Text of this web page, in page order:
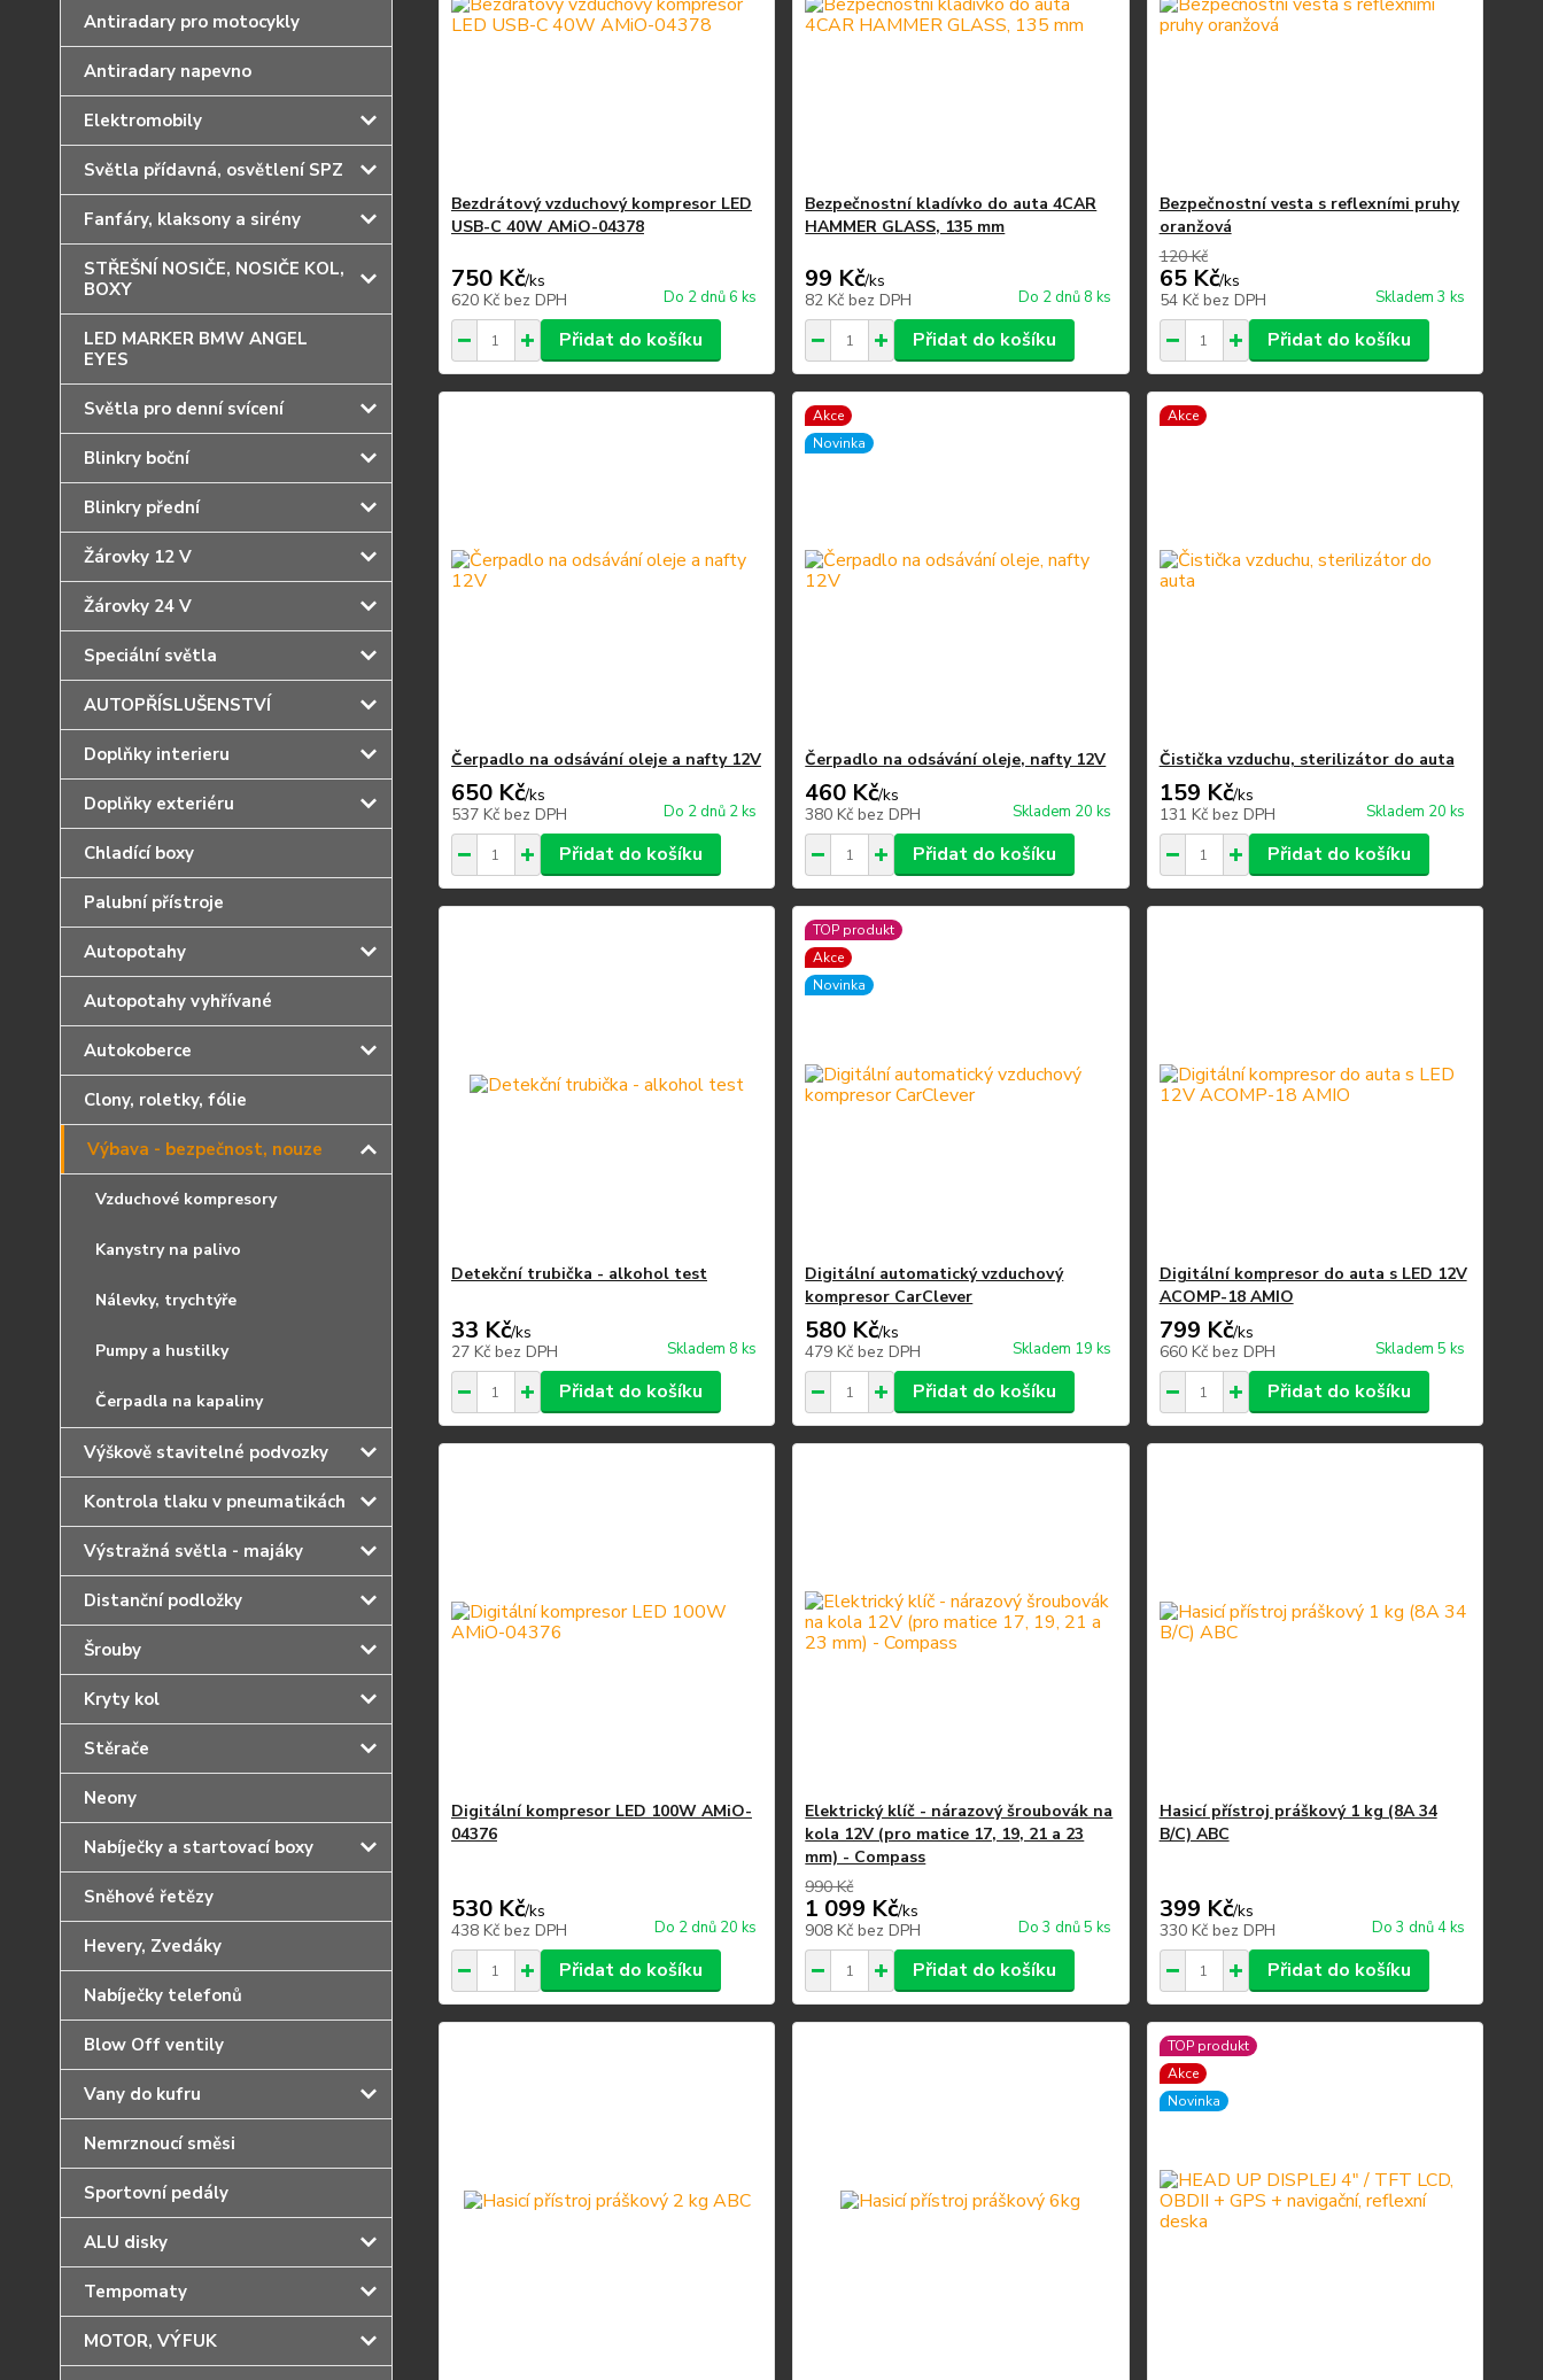
Antiradary pro motocykly
Antiradary napevno
Elektromobily
Světla přídavná, osvětlení SPZ
Fanfáry, klaksony a sirény
STŘEŠNÍ NOSIČE, NOSIČE KOL,
BOXY
LED MARKER BMW ANGEL
EYES
Světla pro denní svícení
Blinkry boční
Blinkry přední
Žárovky 12 V
Žárovky 24 V
Speciální světla
AUTOPŘÍSLUŠENSTVÍ
Doplňky interieru
Doplňky exteriéru
Chladící boxy
Palubní přístroje
Autopotahy
Autopotahy vyhřívané
Autokoberce
Clony, roletky, fólie
Výbava - bezpečnost, nouze
Vzduchové kompresory
Kanystry na palivo
Nálevky, trychtýře
Pumpy a hustilky
Čerpadla na kapaliny
Výškově stavitelné podvozky
Kontrola tlaku v pneumatikách
Výstražná světla - majáky
Distanční podložky
Šrouby
Kryty kol
Stěrače
Neony
Nabíječky a startovací boxy
Sněhové řetězy
Hevery, Zvedáky
Nabíječky telefonů
Blow Off ventily
Vany do kufru
Nemrznoucí směsi
Sportovní pedály
ALU disky
Tempomaty
MOTOR, VÝFUK
Bezdrátový vzduchový kompresor LED
USB-C 40W AMiO-04378
750 Kč/ks
620 Kč bez DPH Do 2 dnů 6 ks
Přidat do košíku
Bezpečnostní kladívko do auta 4CAR
HAMMER GLASS, 135 mm
99 Kč/ks
82 Kčbez DPH Do 2 dnů 8 ks
Přidat do košíku
Bezpečnostní vesta s reflexními pruhy
oranžová
120 Kč
65 Kč/ks
54 Kč bez DPH Skladem 3 ks
Přidat do košíku
Čerpadlo na odsávání oleje a nafty 12V
650 Kč/ks
537 Kč bez DPH Do 2 dnů 2 ks
Přidat do košíku
Akce
Novinka
Čerpadlo na odsávání oleje, nafty 12V
460 Kč/ks
380 Kčbez DPH Skladem 20 ks
Přidat do košíku
Akce
Čistička vzduchu, sterilizátor do auta
159 Kč/ks
131 Kč bez DPH Skladem 20 ks
Přidat do košíku
Detekční trubička - alkohol test
33 Kč/ks
27 Kč bez DPH Skladem 8 ks
Přidat do košíku
TOP produkt
Akce
Novinka
Digitální automatický vzduchový
kompresor CarClever
580 Kč/ks
479 Kčbez DPH Skladem 19 ks
Přidat do košíku
Digitální kompresor do auta s LED 12V
ACOMP-18 AMIO
799 Kč/ks
660 Kč bez DPH Skladem 5 ks
Přidat do košíku
Digitální kompresor LED 100W AMiO-
04376
530 Kč/ks
438 Kč bez DPH Do 2 dnů 20 ks
Přidat do košíku
Elektrický klíč - nárazový šroubovák na
kola 12V (pro matice 17, 19, 21 a 23
mm) - Compass
990 Kč
1 099 Kč/ks
908 Kčbez DPH Do 3 dnů 5 ks
Přidat do košíku
Hasicí přístroj práškový 1 kg (8A 34
B/C) ABC
399 Kč/ks
330 Kč bez DPH Do 3 dnů 4 ks
Přidat do košíku
TOP produkt
Akce
Novinka